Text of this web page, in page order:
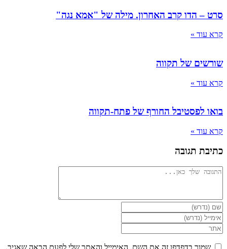
סרט – הדו קרב האחרון. מילה של "אמא נגה"
קרא עוד »
שורשים של תקווה
קרא עוד »
בואו לפסטיבל החורף של פתח-תקווה
קרא עוד »
כתיבת תגובה
להגיב
הזן
את
השם
שלך
או
הזן
את
כתובת
דואר
הזן
את
כתובתשמור בדפדפן זה את השם, האימייל והאתר שלי לפעם הבאה שאגיב.